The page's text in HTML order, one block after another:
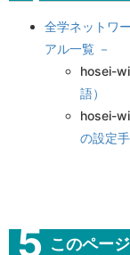
全学ネットワ
アル一覧 －
hosei-
語）
hosei-
の設定
このペー